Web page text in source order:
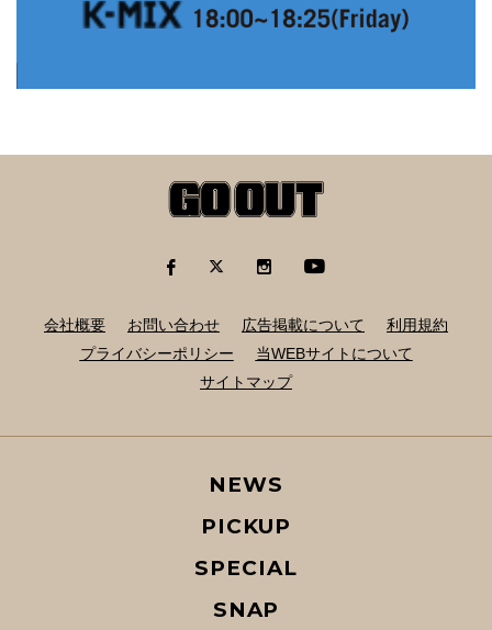
会社概要 お問い合わせ 広告掲載について
利用規約
プライバシーポリシー
当WEBサイトについて
サイトマップ
NEWS
PICKUP
SPECIAL
SNAP